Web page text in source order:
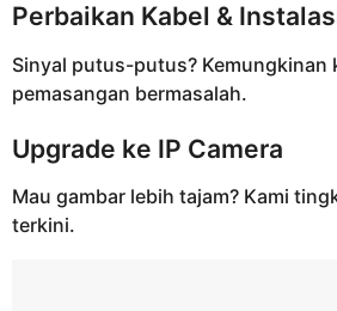
Perbaikan Kabel &
Sinyal putus-putus? Kemungkinan
pemasangan bermasalah.
Upgrade ke IP Camera
Mau gambar lebih tajam? Kami
terkini.